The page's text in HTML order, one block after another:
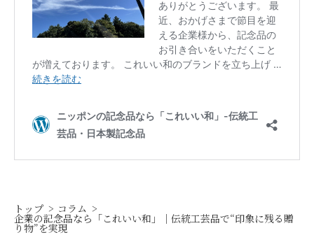
トップ コラム
企業の記念品なら「これいい和」｜伝統工芸品で“印象に残る贈
り物”を実現